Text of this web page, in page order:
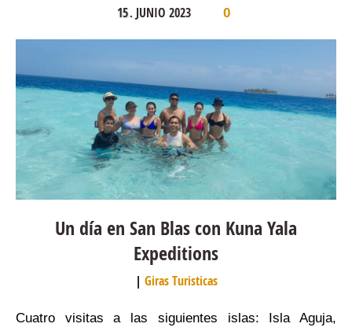
15. JUNIO 2023 0
Un día en San Blas con Kuna Yala
Expeditions
Giras Turisticas
Cuatro visitas a las siguientes islas: Isla Aguja,